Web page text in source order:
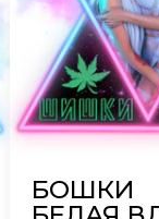
БОШКИ